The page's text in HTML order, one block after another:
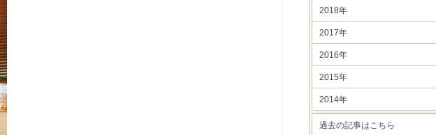
2018年
2017年
2016年
2015年
2014年
過去の記事はこちら